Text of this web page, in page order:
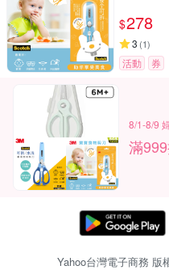
$278
3 (1)
活動 券
8/1-8/9
滿
Yahoo台灣電子商務